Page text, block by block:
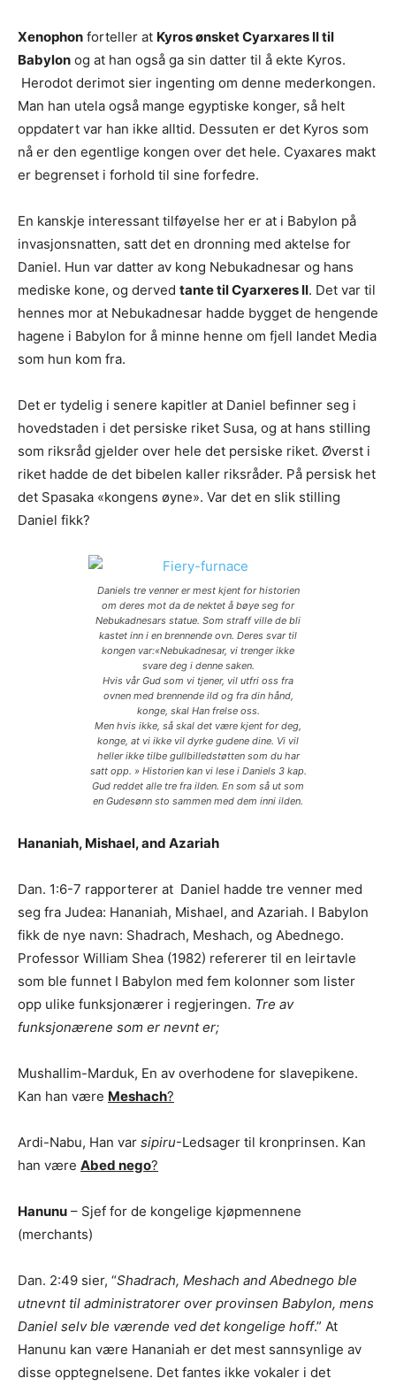
Xenophon forteller at Kyros ønsket Cyarxares II til
Babylon og at han også ga sin datter til å ekte Kyros.
Herodot derimot sier ingenting om denne mederkongen.
Man han utela også mange egyptiske konger, så helt
oppdatert var han ikke alltid. Dessuten er det Kyros som
nå er den egentlige kongen over det hele. Cyaxares makt
er begrenset i forhold til sine forfedre.
En kanskje interessant tilføyelse her er at i Babylon på
invasjonsnatten, satt det en dronning med aktelse for
Daniel. Hun var datter av kong Nebukadnesar og hans
mediske kone, og derved tante til Cyarxeres II. Det var til
hennes mor at Nebukadnesar hadde bygget de hengende
hagene i Babylon for å minne henne om fjell landet Media
som hun kom fra.
Det er tydelig i senere kapitler at Daniel befinner seg i
hovedstaden i det persiske riket Susa, og at hans stilling
som riksråd gjelder over hele det persiske riket. Øverst i
riket hadde de det bibelen kaller riksråder. På persisk het
det Spasaka «kongens øyne». Var det en slik stilling
Daniel fikk?
Daniels tre venner er mest kjent for historien
om deres mot da de nektet å bøye seg for
Nebukadnesars statue. Som straff ville de bli
kastet inn i en brennende ovn. Deres svar til
kongen var:«Nebukadnesar, vi trenger ikke
svare deg i denne saken.
Hvis vår Gud som vi tjener, vil utfri oss fra
ovnen med brennende ild og fra din hånd,
konge, skal Han frelse oss.
Men hvis ikke, så skal det være kjent for deg,
konge, at vi ikke vil dyrke gudene dine. Vi vil
heller ikke tilbe gullbilledstøtten som du har
satt opp. » Historien kan vi lese i Daniels 3 kap.
Gud reddet alle tre fra ilden. En som så ut som
en Gudesønn sto sammen med dem inni ilden.
Hananiah, Mishael, and Azariah
Dan. 1:6-7 rapporterer at Daniel hadde tre venner med
seg fra Judea: Hananiah, Mishael, and Azariah. I Babylon
fikk de nye navn: Shadrach, Meshach, og Abednego.
Professor William Shea (1982) refererer til en leirtavle
som ble funnet I Babylon med fem kolonner som lister
opp ulike funksjonærer i regjeringen. Tre av
funksjonærene som er nevnt er;
Mushallim-Marduk, En av overhodene for slavepikene.
Kan han være Meshach?
Ardi-Nabu, Han var sipiru-Ledsager til kronprinsen. Kan
han være Abed nego?
Hanunu – Sjef for de kongelige kjøpmennene
(merchants)
Dan. 2:49 sier, “Shadrach, Meshach and Abednego ble
utnevnt til administratorer over provinsen Babylon, mens
Daniel selv ble værende ved det kongelige hoff.” At
Hanunu kan være Hananiah er det mest sannsynlige av
disse opptegnelsene. Det fantes ikke vokaler i det